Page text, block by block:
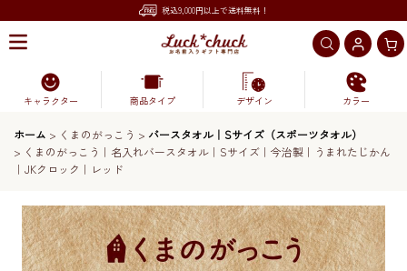
税込9,000円以上で送料無料！
キャラクター 商品タイプ デザイン カラー
ホーム > くまのがっこう > バースタオル｜Sサイズ（スポーツタオル）
> くまのがっこう｜名入れバースタオル｜Sサイズ｜今治製｜うまれたじかん
｜JKクロック｜レッド